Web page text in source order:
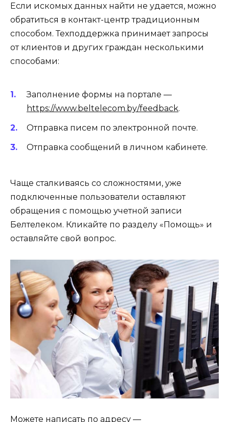
Если искомых данных найти не удается, можно
обратиться в контакт-центр традиционным
способом. Техподдержка принимает запросы
от клиентов и других граждан несколькими
способами:
Заполнение формы на портале —
https://www.beltelecom.by/feedback.
Отправка писем по электронной почте.
Отправка сообщений в личном кабинете.
Чаще сталкиваясь со сложностями, уже
подключенные пользователи оставляют
обращения с помощью учетной записи
Белтелеком. Кликайте по разделу «Помощь» и
оставляйте свой вопрос.
Можете написать по адресу —